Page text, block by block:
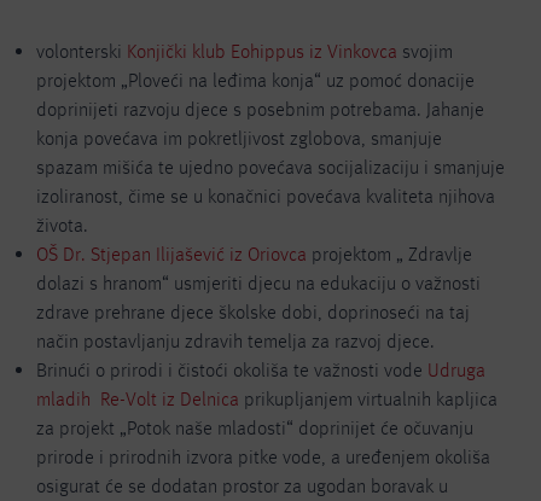
volonterski Konjički klub Eohippus iz Vinkovca svojim
projektom „Ploveći na leđima konja“ uz pomoć donacije
doprinijeti razvoju djece s posebnim potrebama. Jahanje
konja povećava im pokretljivost zglobova, smanjuje
spazam mišića te ujedno povećava socijalizaciju i smanjuje
izoliranost, čime se u konačnici povećava kvaliteta njihova
života.
OŠ Dr. Stjepan Ilijašević iz Oriovca projektom „ Zdravlje
dolazi s hranom“ usmjeriti djecu na edukaciju o važnosti
zdrave prehrane djece školske dobi, doprinoseći na taj
način postavljanju zdravih temelja za razvoj djece.
Brinući o prirodi i čistoći okoliša te važnosti vode Udruga
mladih Re-Volt iz Delnica prikupljanjem virtualnih kapljica
za projekt „Potok naše mladosti“ doprinijet će očuvanju
prirode i prirodnih izvora pitke vode, a uređenjem okoliša
osigurat će se dodatan prostor za ugodan boravak u